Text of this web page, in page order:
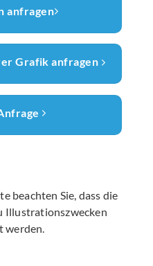
anfragen
Grafik anfragen
beachten Sie, dass die
Illustrationszwecken
werden.